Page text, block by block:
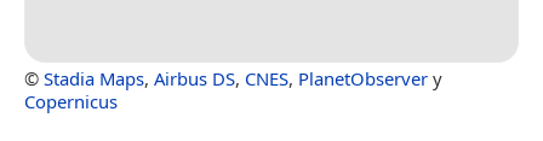
© Stadia Maps, Airbus DS, CNES, PlanetObserver y
Copernicus